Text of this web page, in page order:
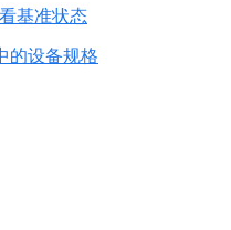
基准状态
的设备规格